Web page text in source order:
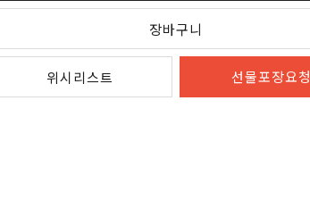
장바구니
위시리스트 선물포장요청